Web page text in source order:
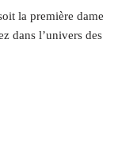
la première dame
dans l’univers des